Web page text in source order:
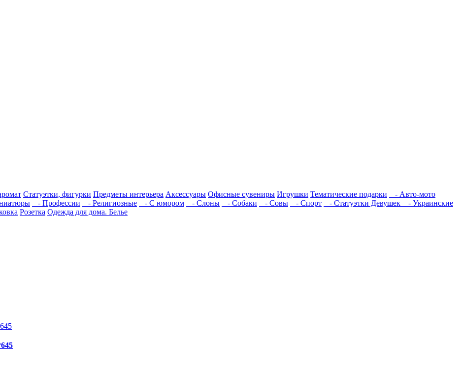
Статуэтки, фигурки Предметы интерьера Аксессуары Офисные сувениры Игрушки Тематические подарки
- Авто-мото
- Профессии - Религиозные - С юмором - Слоны - Собаки - Совы - Спорт - Статуэтки Девушек
- Украинские
Розетка Одежда для дома. Белье